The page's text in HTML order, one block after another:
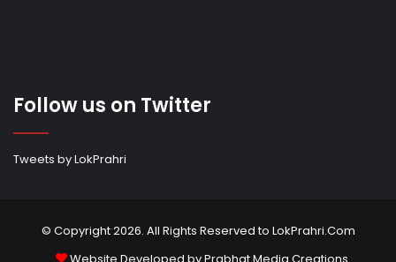
Follow us on Twitter
Tweets by LokPrahri
© Copyright 2026. All Rights Reserved to LokPrahri.Com